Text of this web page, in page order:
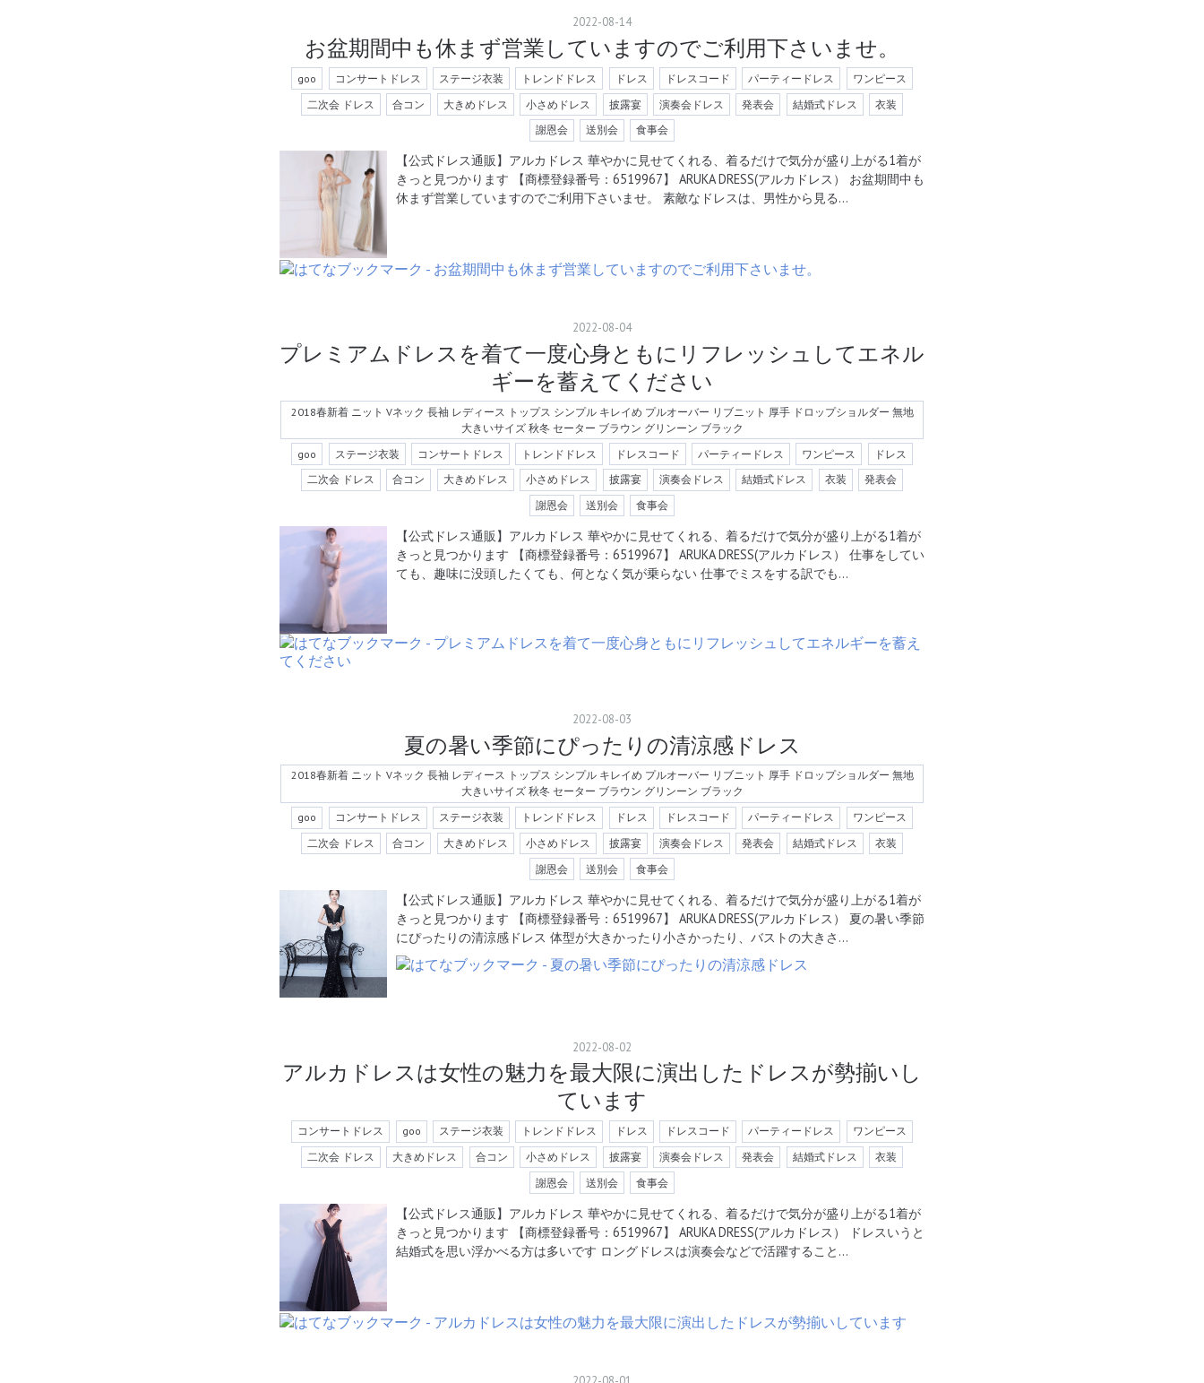
2022-08-14
お盆期間中も休まず営業していますのでご利用下さいませ。
goo コンサートドレス ステージ衣装 トレンドドレス ドレス ドレスコード パーティードレス
ワンピース
二次会 ドレス
合コン 大きめドレス 小さめドレス 披露宴 演奏会ドレス 発表会 結婚式ドレス
衣装
謝恩会
送別会 食事会
【公式ドレス通販】アルカドレス 華やかに見せてくれる、着るだけで気分が盛り上がる1着が
きっと見つかります 【商標登録番号：6519967】 ARUKA DRESS(アルカドレス） お盆期間中も
休まず営業していますのでご利用下さいませ。 素敵なドレスは、男性から見る…
2022-08-04
プレミアムドレスを着て一度心身ともにリフレッシュしてエネル
ギーを蓄えてください
2018春新着 ニット Vネック 長袖 レディース トップス シンプル キレイめ プルオーバー リブニット 厚手 ドロップショルダー 無地
大きいサイズ 秋冬 セーター ブラウン グリンーン ブラック
goo
ステージ衣装 コンサートドレス トレンドドレス ドレスコード パーティードレス ワンピース
ドレス
二次会 ドレス
合コン 大きめドレス 小さめドレス 披露宴 演奏会ドレス 結婚式ドレス 衣装
発表会
謝恩会
送別会 食事会
【公式ドレス通販】アルカドレス 華やかに見せてくれる、着るだけで気分が盛り上がる1着が
きっと見つかります 【商標登録番号：6519967】 ARUKA DRESS(アルカドレス） 仕事をしてい
ても、趣味に没頭したくても、何となく気が乗らない 仕事でミスをする訳でも…
2022-08-03
夏の暑い季節にぴったりの清涼感ドレス
2018春新着 ニット Vネック 長袖 レディース トップス シンプル キレイめ プルオーバー リブニット 厚手 ドロップショルダー 無地
大きいサイズ 秋冬 セーター ブラウン グリンーン ブラック
goo
コンサートドレス ステージ衣装 トレンドドレス ドレス ドレスコード パーティードレス
ワンピース
二次会 ドレス
合コン 大きめドレス 小さめドレス 披露宴 演奏会ドレス 発表会 結婚式ドレス
衣装
謝恩会
送別会 食事会
【公式ドレス通販】アルカドレス 華やかに見せてくれる、着るだけで気分が盛り上がる1着が
きっと見つかります 【商標登録番号：6519967】 ARUKA DRESS(アルカドレス） 夏の暑い季節
にぴったりの清涼感ドレス 体型が大きかったり小さかったり、バストの大きさ…
2022-08-02
アルカドレスは女性の魅力を最大限に演出したドレスが勢揃いし
ています
コンサートドレス goo ステージ衣装 トレンドドレス ドレス ドレスコード パーティードレス
ワンピース
二次会 ドレス
大きめドレス 合コン 小さめドレス 披露宴 演奏会ドレス 発表会 結婚式ドレス
衣装
謝恩会
送別会 食事会
【公式ドレス通販】アルカドレス 華やかに見せてくれる、着るだけで気分が盛り上がる1着が
きっと見つかります 【商標登録番号：6519967】 ARUKA DRESS(アルカドレス） ドレスいうと
結婚式を思い浮かべる方は多いです ロングドレスは演奏会などで活躍すること…